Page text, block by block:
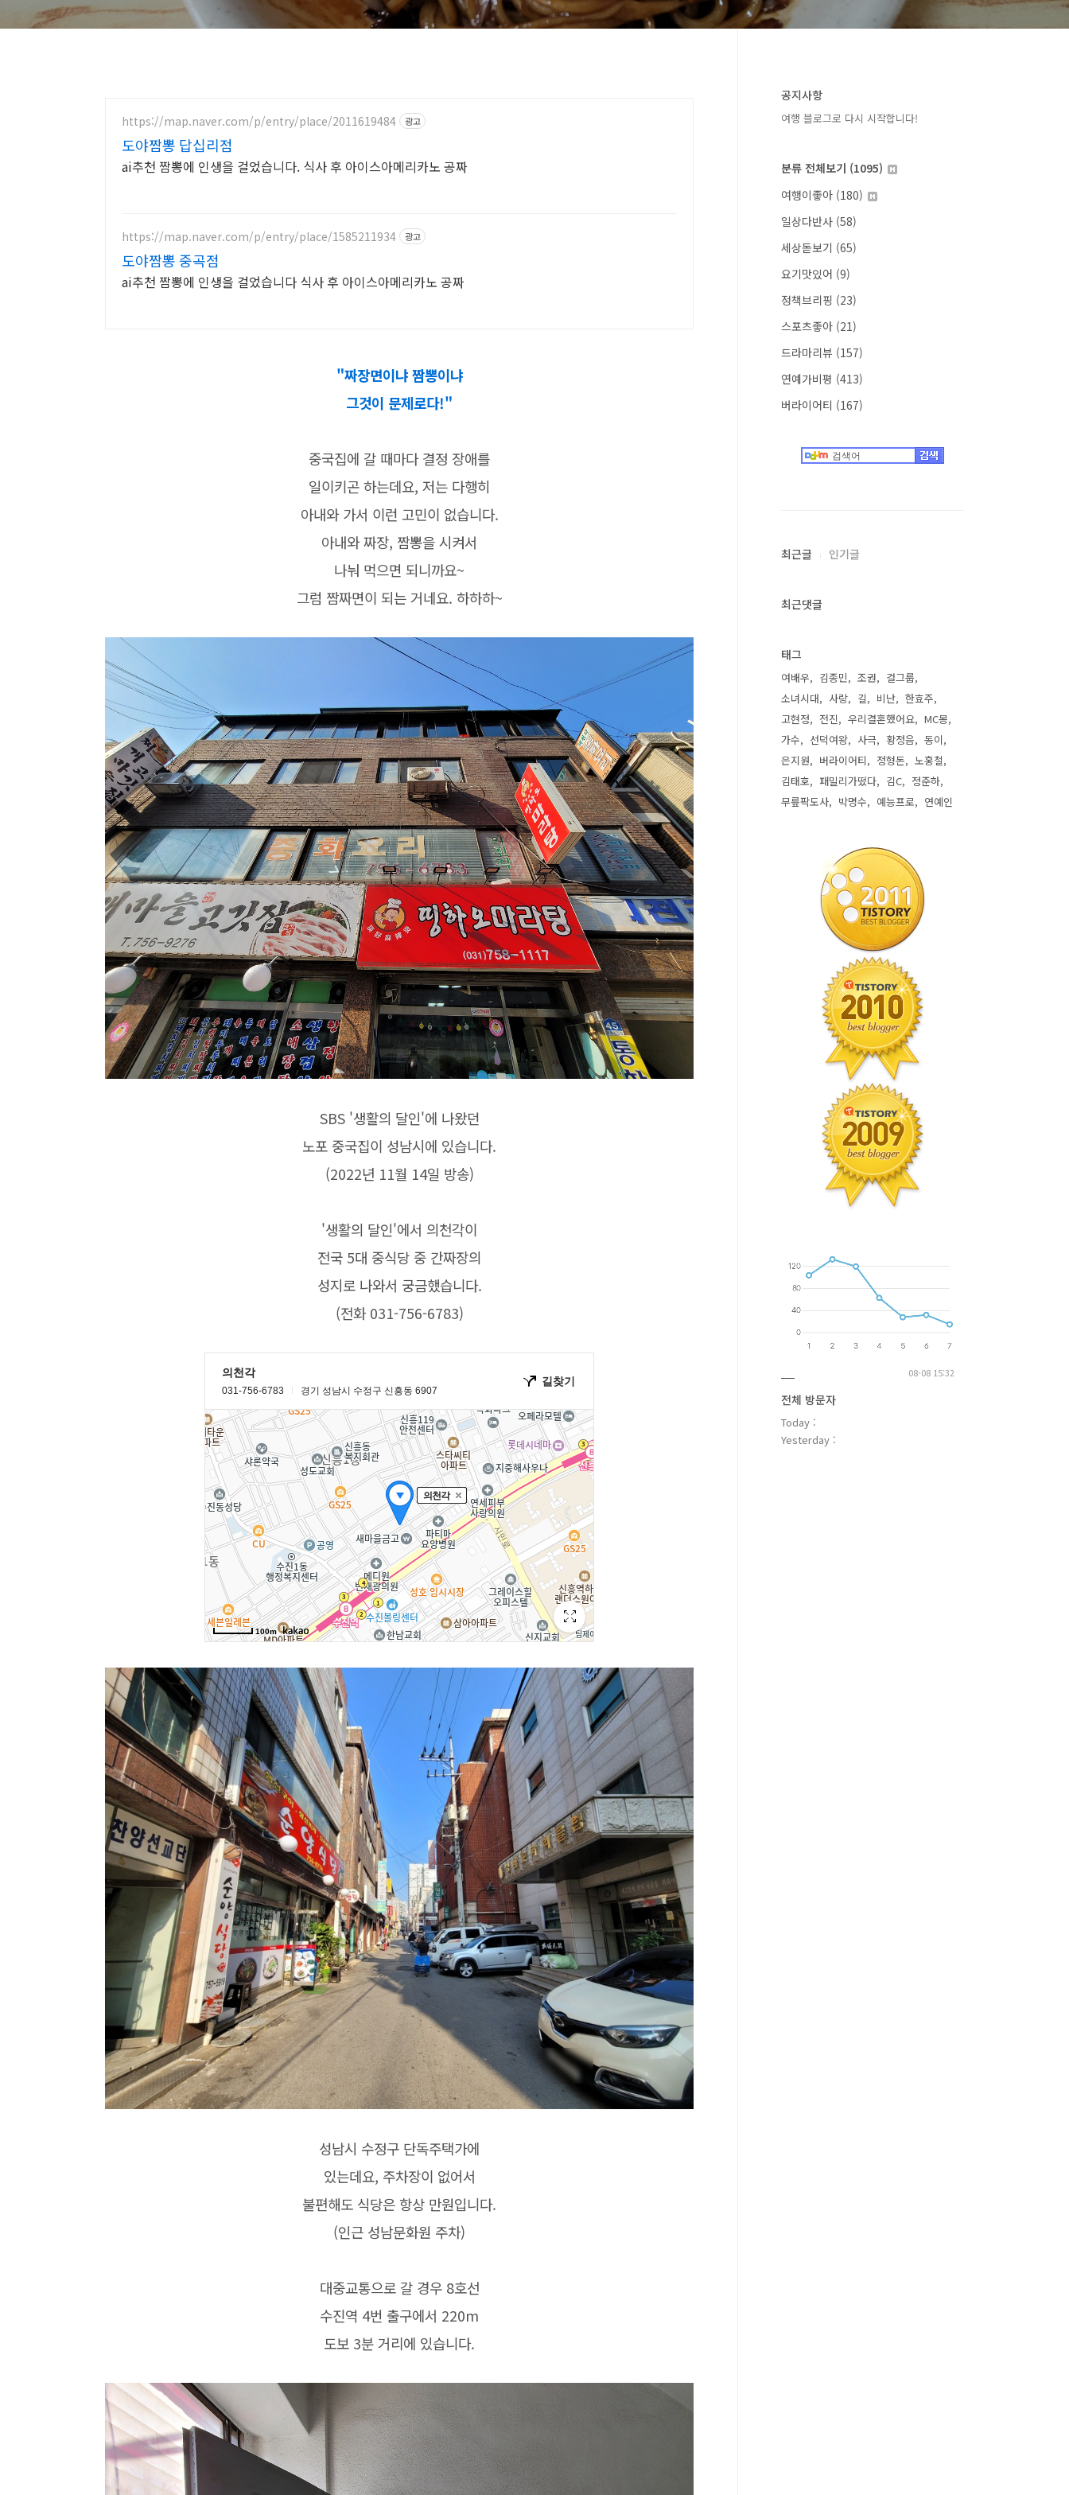
https://map.naver.com/p/entry/place/2011619484 광고
도야짬뽕 답십리점
ai추천 짬뽕에 인생을 걸었습니다. 식사 후 아이스아메리카노 공짜
https://map.naver.com/p/entry/place/1585211934 광고
도야짬뽕 중곡점
ai추천 짬뽕에 인생을 걸었습니다 식사 후 아이스아메리카노 공짜
"짜장면이냐 짬뽕이냐
그것이 문제로다!"
중국집에 갈 때마다 결정 장애를
일이키곤 하는데요, 저는 다행히
아내와 가서 이런 고민이 없습니다.
아내와 짜장, 짬뽕을 시켜서
나눠 먹으면 되니까요~
그럼 짬짜면이 되는 거네요. 하하하~
SBS '생활의 달인'에 나왔던
노포 중국집이 성남시에 있습니다.
(2022년 11월 14일 방송)​
'생활의 달인'에서 의천각이
전국 5대 중식당 중 간짜장의
성지로 나와서 궁금했습니다.
(전화 031-756-6783)
성남시 수정구 단독주택가에
있는데요, 주차장이 없어서
불편해도 식당은 항상 만원입니다.
(인근 성남문화원 주차)
대중교통으로 갈 경우 8호선
수진역 4번 출구에서 220m
도보 3분 거리에 있습니다.
공지사항
여행 블로그로 다시 시작합니다!
분류 전체보기 (1095)
여행이좋아 (180)
일상다반사 (58)
세상돋보기 (65)
요기맛있어 (9)
정책브리핑 (23)
스포츠좋아 (21)
드라마리뷰 (157)
연예가비평 (413)
버라이어티 (167)
최근글 인기글
최근댓글
태그
여배우 김종민 조권
걸그룹
소녀시대
사랑 길 비난
한효주
고현정
전진 우리결혼했어요
MC몽
가수
선덕여왕 사극 황정음
동이
은지원
버라이어티 정형돈
노홍철
김태호
패밀리가떴다 김C
정준하
무릎팍도사
박명수 예능프로 연예인
08-08 15:32
전체 방문자
Today :
Yesterday :